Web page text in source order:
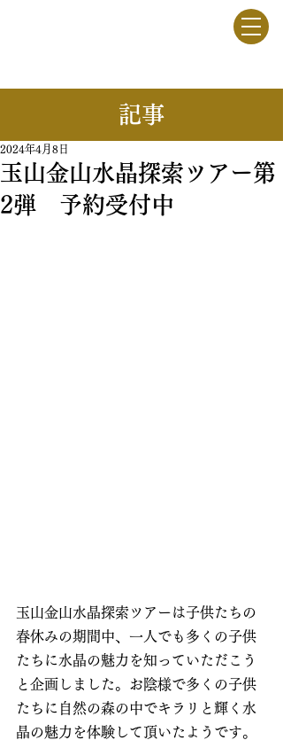
​記事
玉山金山水晶探索ツアー第
2弾 予約受付中
2024年4月8日
玉山金山水晶探索ツアーは子供たちの
春休みの期間中、一人でも多くの子供
たちに水晶の魅力を知っていただこう
と企画しました。お陰様で多くの子供
たちに自然の森の中でキラリと輝く水
晶の魅力を体験して頂いたようです。